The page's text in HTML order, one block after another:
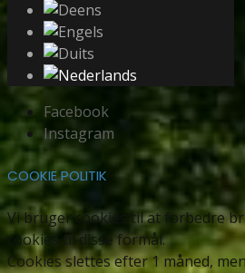
Facebook
Instagram
COOKIE POLITIK
Vi bruger cookies til at forbedre
cookies til disse formål.
Cookies slettes efter 1 måned,